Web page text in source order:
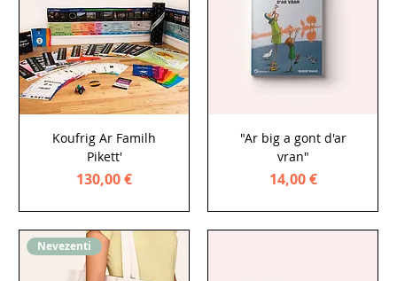
Koufrig Ar Familh
Pikett'
Price
130,00 €
"Ar big a gont d'ar
vran"
Price
14,00 €
Nevezenti